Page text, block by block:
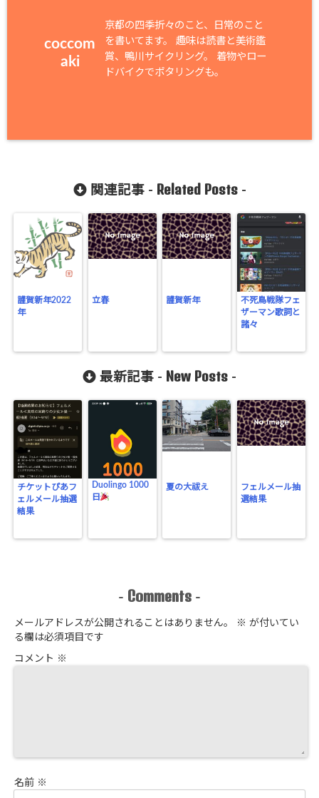
coccom
aki
京都の四季折々のこと、日常のこと
を書いてます。 趣味は読書と美術鑑
賞、鴨川サイクリング。 着物やロー
ドバイクでポタリングも。
関連記事 - Related Posts-
謹賀新年2022
年
立春 謹賀新年
不死鳥戦隊フェ
ザーマン歌詞と
諸々
最新記事 - New Posts -
チケットぴあフ
ェルメール抽選
結果
Duolingo 1000
日
夏の大祓え
フェルメール抽
選結果
- Comments -
メールアドレスが公開されることはありません。 ※ が付いてい
る欄は必須項目です
コメント ※
名前 ※